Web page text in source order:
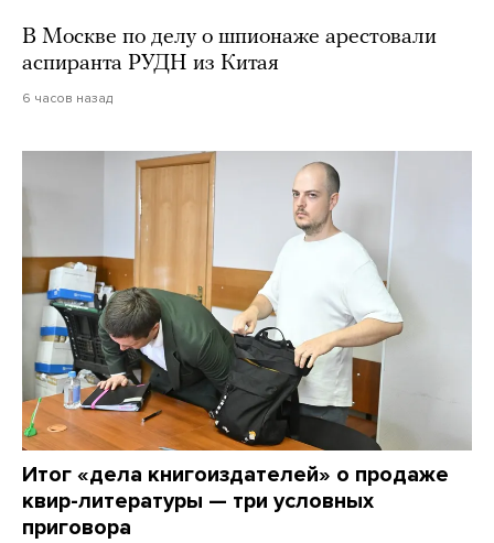
В Москве по делу о шпионаже арестовали
аспиранта РУДН из Китая
6 часов назад
Итог «дела книгоиздателей» о продаже
квир-литературы — три условных
приговора